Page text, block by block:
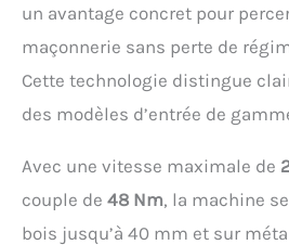
un avantage concret pour
maçonnerie sans perte de
Cette technologie distingue
des modèles d’entrée de
Avec une vitesse maximale de
couple de 48 Nm, la machine
bois jusqu’à 40 mm et sur